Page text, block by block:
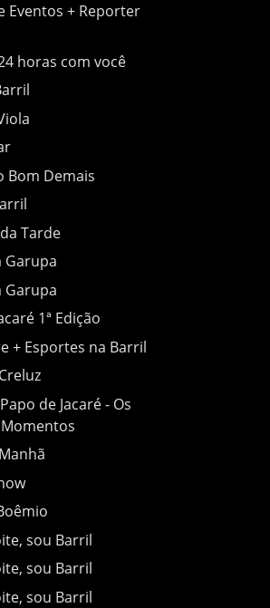
Eventos + Reporter
horas com você
Bom Demais
Tarde
Garupa
Garupa
1ª Edição
+ Esportes na Barril
Papo de Jacaré - Os
sou Barril
sou Barril
sou Barril